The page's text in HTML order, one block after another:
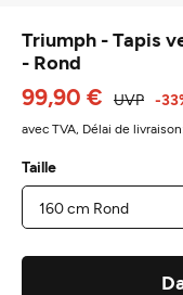
Triumph - Tapis
- Rond
99,90 € UVP -
avec TVA, Délai de
Taille